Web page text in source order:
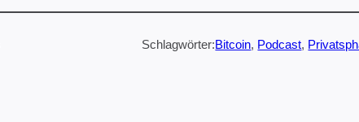
Schlagwörter:Bitcoin, Podcast,